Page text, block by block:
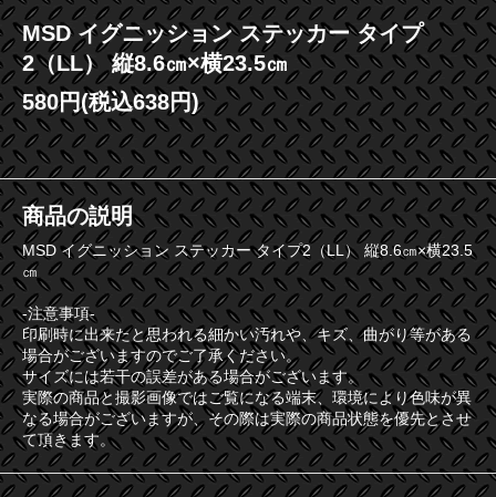
MSD イグニッション ステッカー タイプ
2（LL） 縦8.6㎝×横23.5㎝
580円(税込638円)
商品の説明
MSD イグニッション ステッカー タイプ2（LL） 縦8.6㎝×横23.5
㎝
-注意事項-
印刷時に出来たと思われる細かい汚れや、キズ、曲がり等がある
場合がございますのでご了承ください。
サイズには若干の誤差がある場合がございます。
実際の商品と撮影画像ではご覧になる端末、環境により色味が異
なる場合がございますが、その際は実際の商品状態を優先とさせ
て頂きます。